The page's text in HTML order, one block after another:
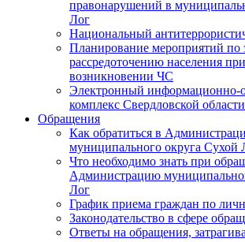
правонарушений в
Лог
Национальный
Планирование мероприятий по
рассредоточению населения
возникновении ЧС
Электронный информационно-
комплекс Свердловской области
Обращения
Как обратиться в
муниципального округа Сухой
Что необходимо знать при
Администрацию
Лог
График приема граждан по
Законодательство в сфере
Ответы на обращения,